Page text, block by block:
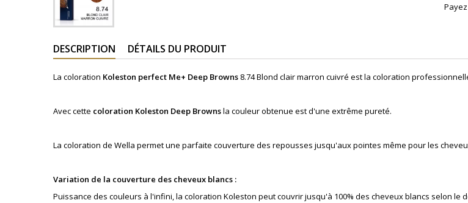
DESCRIPTION DÉTAILS DU PRODUIT
La coloration Koleston perfect Me+ Deep Browns 8.74 Blond clair marron cuivré est la coloration
Avec cette coloration Koleston Deep Brownsla couleur obtenue est d'une extrême pureté.
La coloration de Wella permet une parfaite couverture des repousses jusqu'aux pointes même pour les
Variation de la couverture des cheveux blancs :
Puissance des couleurs à l'infini, la coloration Koleston peut couvrir jusqu'à 100% des cheveux blancs selon le